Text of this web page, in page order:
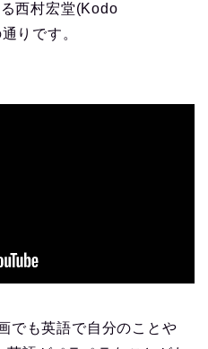
西村宏堂(Kodo
りです。
でも英語で自分のことや